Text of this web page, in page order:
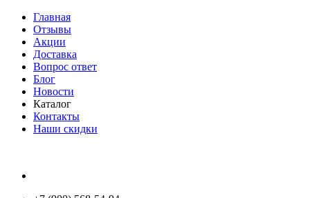
Главная
Отзывы
Акции
Доставка
Вопрос ответ
Блог
Новости
Каталог
Контакты
Наши скидки